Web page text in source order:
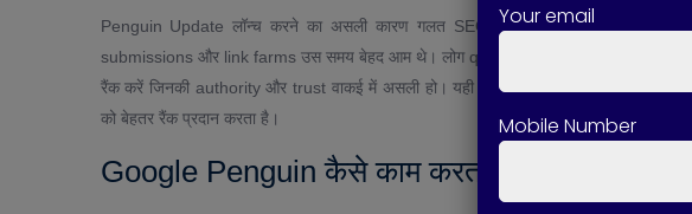
Penguin Update लॉन्च करने का असली कारण गलत SEO तकनीकों को खत्म करना था।
submissions और link farms उस समय बेहद आम थे। लोग quantity पर फोकस करते थे, quality पर
रैंक करें जिनकी authority और trust वाकई में असली हो। यही वजह है कि Penguin गलत लिंक-
को बेहतर रैंक प्रदान करता है।
Google Penguin कैसे काम करता है?
Your email
Mobile Number